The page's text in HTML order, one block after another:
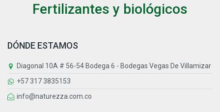
Fertilizantes y biológicos
DÓNDE ESTAMOS
Diagonal 10A # 56-54 Bodega 6 - Bodegas Vegas De Villamizar
+57 317 3835153
info@naturezza.com.co